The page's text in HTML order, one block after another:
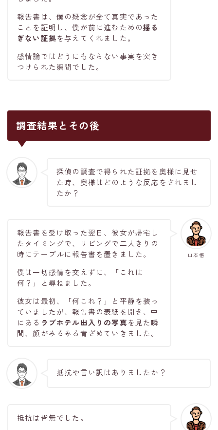
報告書は、僕の疑念が全て真実であった
ことを証明し、僕が前に進むための揺る
ぎない証拠を与えてくれました。
感情論ではどうにもならない事実を突き
つけられた瞬間でした。
調査結果とその後
探偵の調査で得られた証拠を奥様に見せ
た時、奥様はどのような反応をされまし
たか？
山本悟
報告書を受け取った翌日、彼女が帰宅し
たタイミングで、リビングで二人きりの
時にテーブルに報告書を置きました。
僕は一切感情を交えずに、「これは
何？」と尋ねました。
彼女は最初、「何これ？」と平静を装っ
ていましたが、報告書の表紙を開き、中
にある ラブホテル出入りの写真を見た瞬
間、顔がみるみる青ざめていきました。
抵抗や言い訳はありましたか？
抵抗は皆無でした。